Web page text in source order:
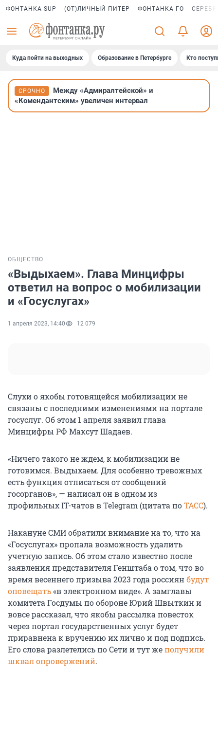
ФОНТАНКА SUP (ОТ)ЛИЧНЫЙ ПИТЕР ФОНТАНКА ГО
Куда пойти на выходных Образование в Петербурге Кто
СРОЧНО
Между «Адмиралтейской» и
«Комендантским» увеличен интервал
ОБЩЕСТВО
«Выдыхаем». Глава Минцифры
ответил на вопрос о мобилизации
и «Госуслугах»
1 апреля 2023, 14:40 12 079
Слухи о якобы готовящейся мобилизации не
связаны с последними изменениями на портале
госуслуг. Об этом 1 апреля заявил глава
Минцифры РФ Максут Шадаев.
«Ничего такого не ждем, к мобилизации не
готовимся. Выдыхаем. Для особенно тревожных
есть функция отписаться от сообщений
госорганов», — написал он в одном из
профильных IT-чатов в Telegram (цитата поТАСС).
Накануне СМИ обратили внимание на то, что на
«Госуслугах» пропала возможность удалить
учетную запись. Об этом стало известно после
заявления представителя Генштаба о том, что во
время весеннего призыва 2023 года россиянбудут
оповещать«в электронном виде». А замглавы
комитета Госдумы по обороне Юрий Швыткин и
вовсе рассказал, что якобы рассылка повесток
через портал государственных услуг будет
приравнена к вручению их лично и под подпись.
Его слова разлетелись по Сети и тут жеполучили
шквал опровержений.